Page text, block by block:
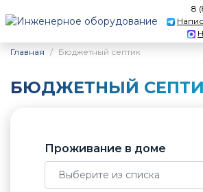
8
Главная
Бюджетный септик
БЮДЖЕТНЫЙ
Проживание в доме